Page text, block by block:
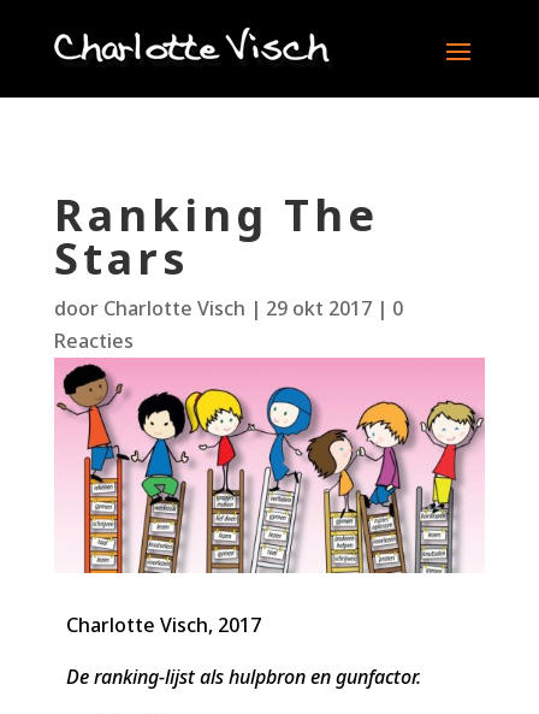
Ranking The
Stars
door Charlotte Visch | 29 okt 2017| 0
Reacties
Charlotte Visch, 2017
De ranking-lijst als hulpbron en gunfactor.